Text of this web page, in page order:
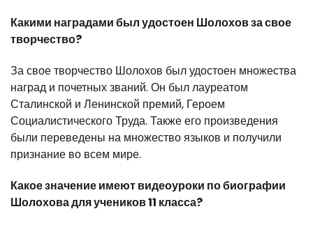
Какими наградами был удостоен Шолохов за свое
творчество?
За свое творчество Шолохов был удостоен множества
наград и почетных званий. Он был лауреатом
Сталинской и Ленинской премий, Героем
Социалистического Труда. Также его произведения
были переведены на множество языков и получили
признание во всем мире.
Какое значение имеют видеоуроки по биографии
Шолохова для учеников 11 класса?